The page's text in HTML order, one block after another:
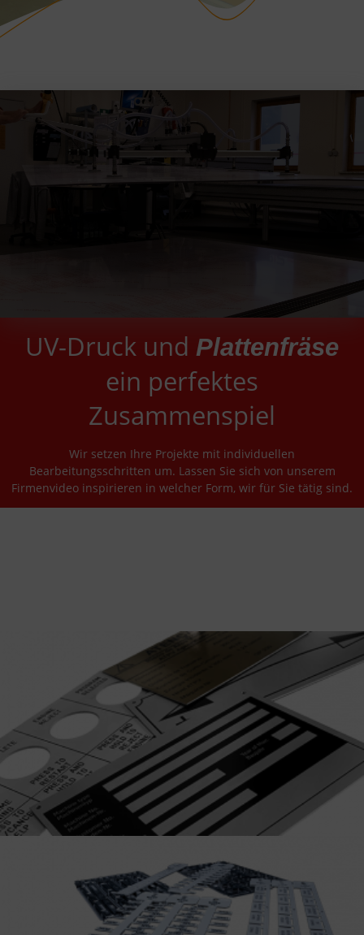
UV-Druck und Plattenfräse
ein perfektes
Zusammenspiel
Wir setzen Ihre Projekte mit individuellen
Bearbeitungsschritten um. Lassen Sie sich von unserem
Firmenvideo inspirieren in welcher Form, wir für Sie tätig sind.